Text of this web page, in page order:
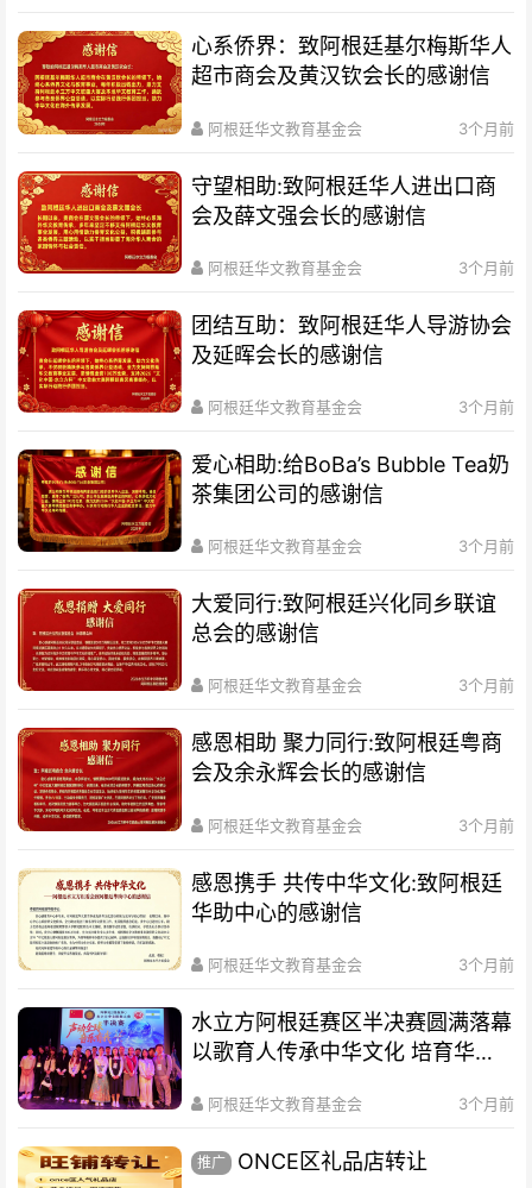
心系侨界​：致阿根廷基尔梅斯华人
超市商会及黄汉钦会长的感谢信
阿根廷华文教育基金会 3个月前
守望相助:致阿根廷华人进出口商
会及薛文强会长的感谢信
阿根廷华文教育基金会 3个月前
团结互助：致阿根廷华人导游协会
及延晖会长的感谢信
阿根廷华文教育基金会 3个月前
爱心相助:给BoBa’s Bubble Tea奶
茶集团公司的感谢信
阿根廷华文教育基金会 3个月前
大爱同行:致阿根廷兴化同乡联谊
总会的感谢信
阿根廷华文教育基金会 3个月前
感恩相助 聚力同行:致阿根廷粤商
会及余永辉会长的感谢信
阿根廷华文教育基金会 3个月前
感恩携手 共传中华文化:致阿根廷
华助中心的感谢信
阿根廷华文教育基金会 3个月前
水立方阿根廷赛区半决赛圆满落幕
以歌育人传承中华文化 培育华裔
阿根廷华文教育基金会 3个月前
推广 ONCE区礼品店转让